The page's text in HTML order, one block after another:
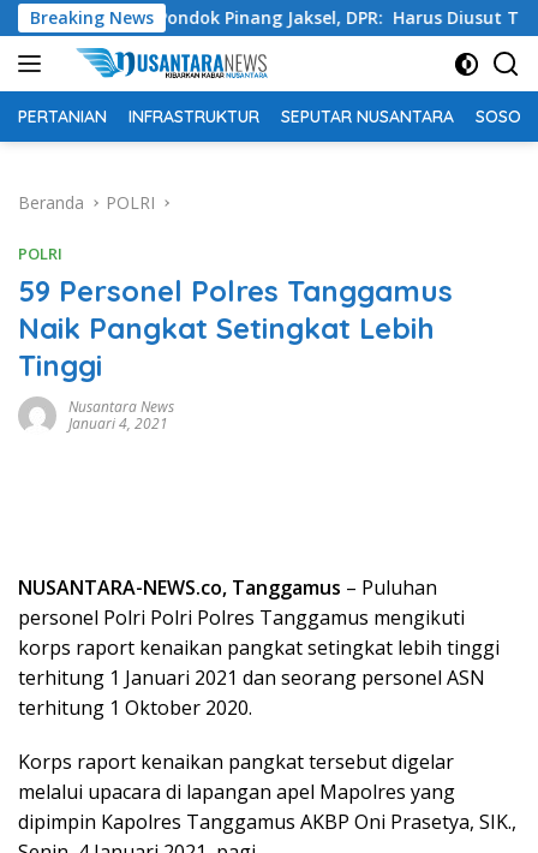
Langsung
ke
konten
Breaking News
Pondok Pinang Jaksel, DPR: Harus Diusut Tuntas
PERTANIAN INFRASTRUKTUR SEPUTAR NUSANTARA SOSOK
Beranda POLRI
POLRI
59 Personel Polres Tanggamus
Naik Pangkat Setingkat Lebih
Tinggi
Nusantara News
Januari 4, 2021
NUSANTARA-NEWS.co, Tanggamus – Puluhan
personel Polri Polri Polres Tanggamus mengikuti
korps raport kenaikan pangkat setingkat lebih tinggi
terhitung 1 Januari 2021 dan seorang personel ASN
terhitung 1 Oktober 2020.
Korps raport kenaikan pangkat tersebut digelar
melalui upacara di lapangan apel Mapolres yang
dipimpin Kapolres Tanggamus AKBP Oni Prasetya, SIK.,